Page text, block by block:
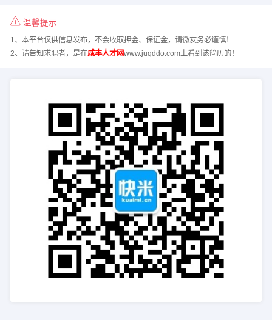
温馨提示
1、本平台仅供信息发布，不会收取押金、保证金，请微友务必谨慎！
2、请告知求职者，是在咸丰人才网www.juqddo.com上看到该简历的！